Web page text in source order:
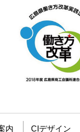
内 CIデザイン